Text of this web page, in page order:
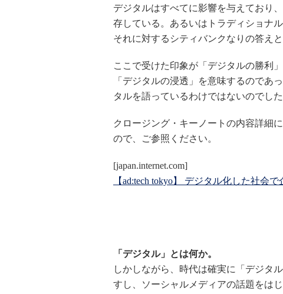
デジタルはすべてに影響を与えており
存している。あるいはトラディショナ
それに対するシティバンクなりの答え
ここで受けた印象が「デジタルの勝利
「デジタルの浸透」を意味するのであ
タルを語っているわけではないのでし
クロージング・キーノートの内容詳細
ので、ご参照ください。
[japan.internet.com]
【ad:tech tokyo】 デジタル化した社会
「デジタル」とは何か。
しかしながら、時代は確実に「デジタ
すし、ソーシャルメディアの話題をは